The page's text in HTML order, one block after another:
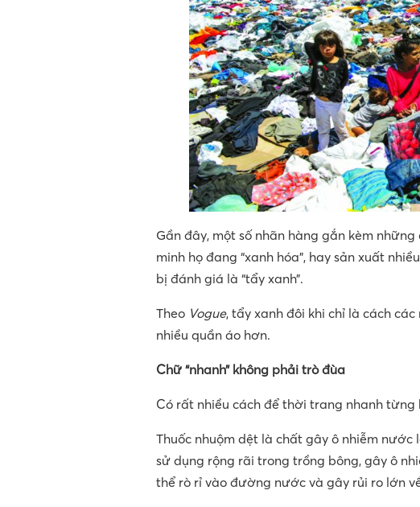
Gần đây, một số nhãn hàng gắn kèm
minh họ đang “xanh hóa”, hay sản xuất
bị đánh giá là “tẩy xanh”.
Theo Vogue, tẩy xanh đôi khi chỉ là cách
nhiều quần áo hơn.
Chữ “nhanh” không phải trò đùa
Có rất nhiều cách để thời trang nhanh
Thuốc nhuộm dệt là chất gây ô nhiễm
sử dụng rộng rãi trong trồng bông, gây ô
thể rò rỉ vào đường nước và gây rủi ro lớn